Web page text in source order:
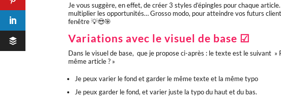
Je vous suggère, en effet, de créer 3 styles d’épingles pour chaque
multiplier les opportunités… Grosso modo, pour atteindre vos futurs
fenêtre 💡😎🎯
Variations avec le visuel de base ☑
Dans le visuel de base, que je propose ci-après : le texte est le suivant
même article ? »
Je peux varier le fond et garder le même texte et la même typo
Je peux garder le fond, et varier juste la typo du haut et du bas.